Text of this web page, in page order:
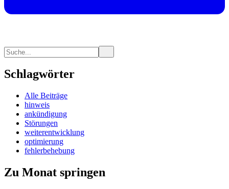
Schlagwörter
Alle Beiträge
hinweis
ankündigung
Störungen
weiterentwicklung
optimierung
fehlerbehebung
Zu Monat springen